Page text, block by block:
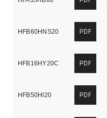
HFB60HNS20 PDF
HFB16HY20C PDF
HFB50HI20 PDF